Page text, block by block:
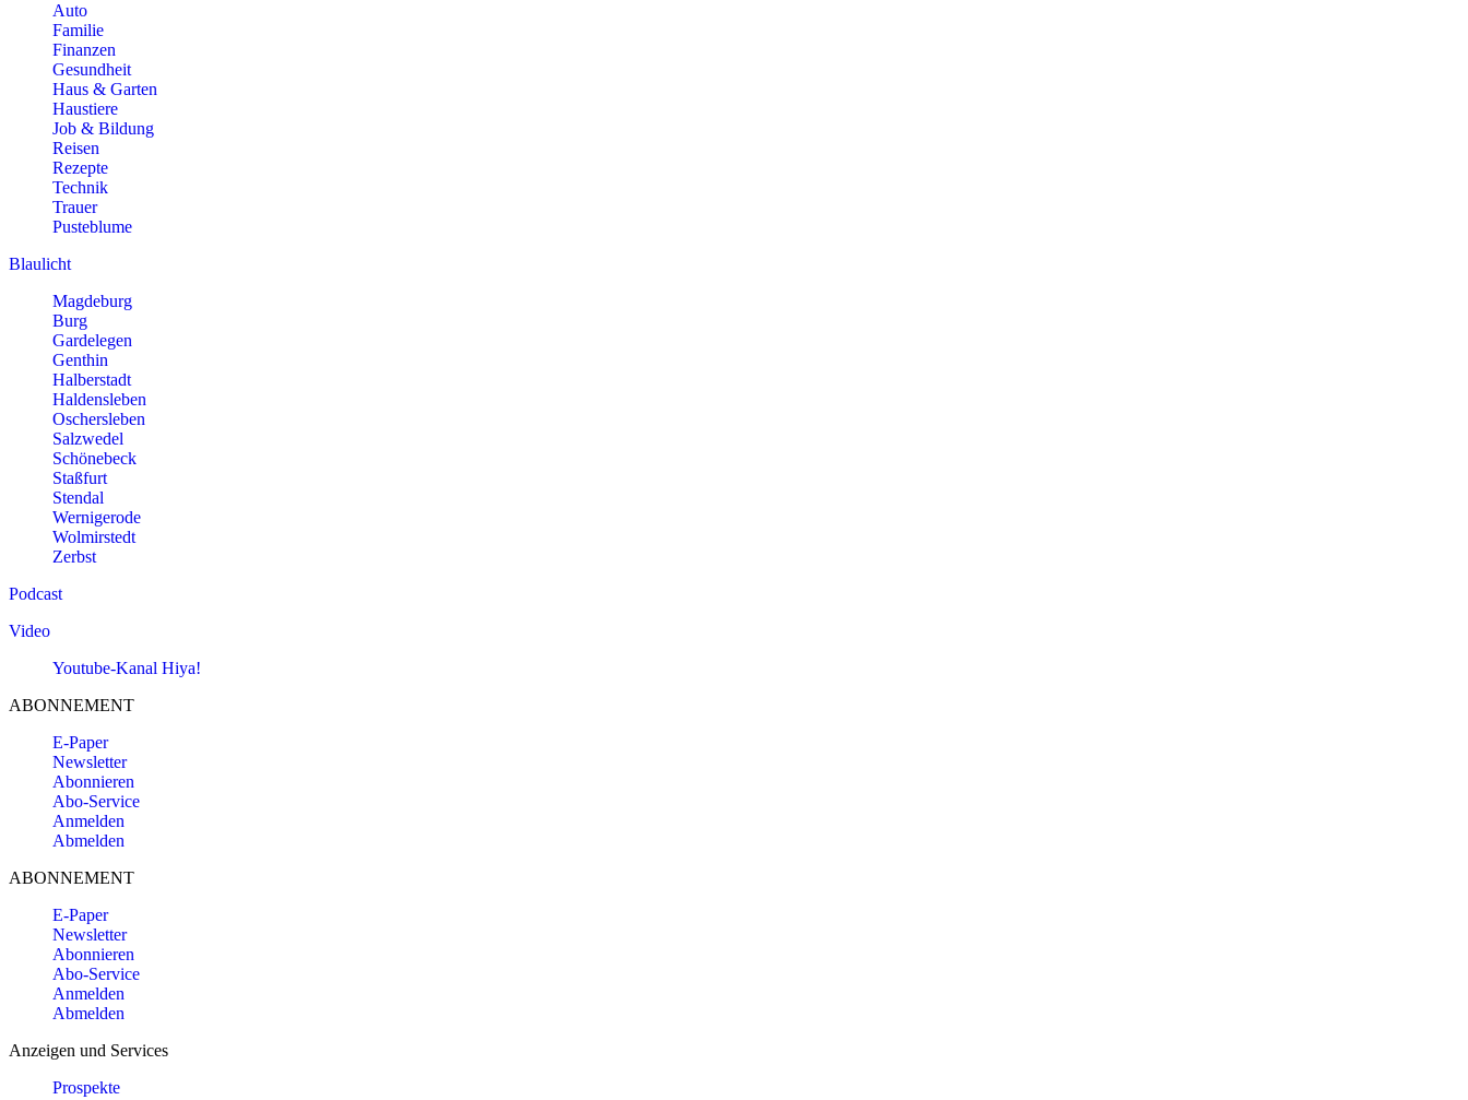
Auto
Familie
Finanzen
Gesundheit
Haus & Garten
Haustiere
Job & Bildung
Reisen
Rezepte
Technik
Trauer
Pusteblume
Blaulicht
Magdeburg
Burg
Gardelegen
Genthin
Halberstadt
Haldensleben
Oschersleben
Salzwedel
Schönebeck
Staßfurt
Stendal
Wernigerode
Wolmirstedt
Zerbst
Podcast
Video
Youtube-Kanal Hiya!
ABONNEMENT
E-Paper
Newsletter
Abonnieren
Abo-Service
Anmelden
Abmelden
ABONNEMENT
E-Paper
Newsletter
Abonnieren
Abo-Service
Anmelden
Abmelden
Anzeigen und Services
Prospekte